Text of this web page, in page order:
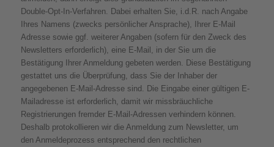
Double-Opt-In-Verfahren. Dabei erhalten Sie, i.d.R. nach Angabe
Ihres Namens (zwecks persönlicher Ansprache), Ihrer E-Mail
Adresse sowie ggf. weiterer Angaben (sofern für den Zweck des
Newsletters erforderlich), eine E-Mail, in der Sie um die
Bestätigung Ihrer Anmeldung gebeten werden. Diese Bestätigung
gestattet uns die Überprüfung, dass Sie der Inhaber der
angegebenen E-Mail-Adresse sind. Die Eingabe einer gültigen E-
Mailadresse ist erforderlich, damit wir missbräuchliche
Registrierungen fremder E-Mail-Adressen verhindern können.
Deshalb protokollieren wir die Anmeldung zum Newsletter, um
den Anmeldeprozess entsprechend den rechtlichen